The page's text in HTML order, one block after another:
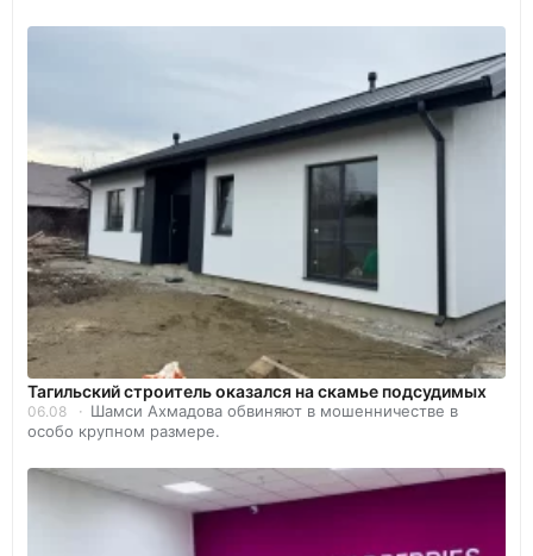
Тагильский строитель оказался на скамье подсудимых
06.08
Шамси Ахмадова обвиняют в мошенничестве в
особо крупном размере.